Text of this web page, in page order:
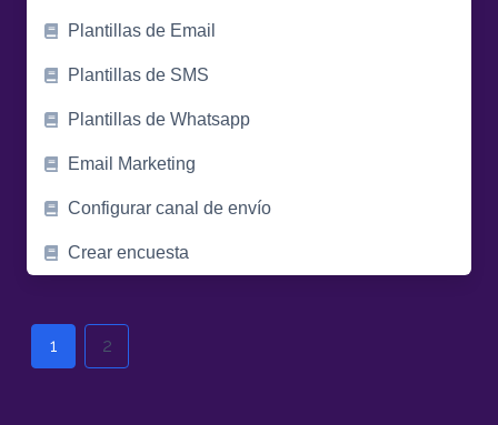
Plantillas de Email
Plantillas de SMS
Plantillas de Whatsapp
Email Marketing
Configurar canal de envío
Crear encuesta
navigation
1 2